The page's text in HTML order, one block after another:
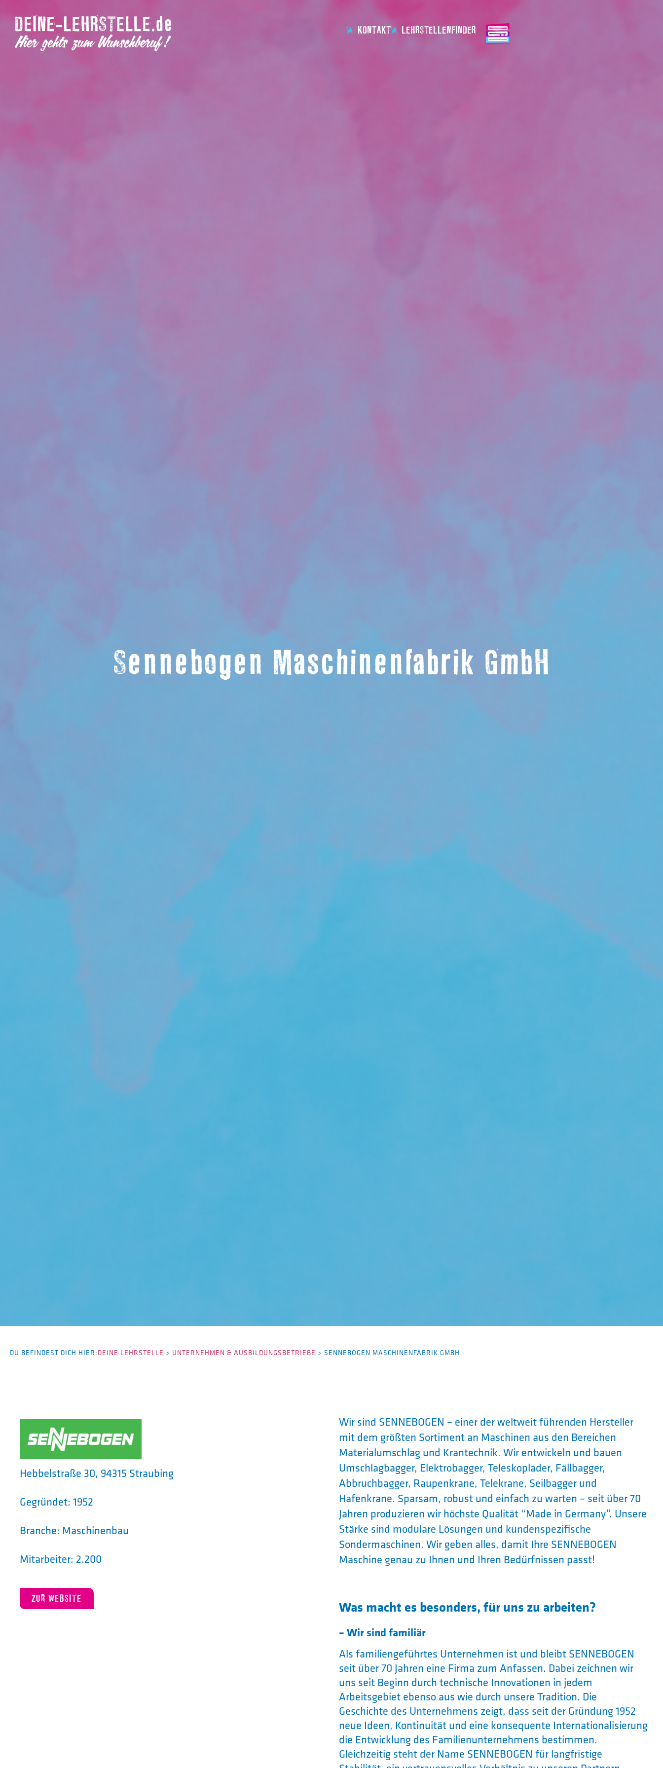
KONTAKT LEHRSTELLENFINDER
Sennebogen Maschinenfabrik GmbH
DU BEFINDEST DICH HIER:DEINE LEHRSTELLE > UNTERNEHMEN & AUSBILDUNGSBETRIEBE > SENNEBOGEN MASCHINENFABRIK GMBH
Hebbelstraße 30, 94315 Straubing
Gegründet: 1952
Branche: Maschinenbau
Mitarbeiter: 2.200
ZUR WEBSITE
Wir sind SENNEBOGEN – einer der weltweit führenden Hersteller
mit dem größten Sortiment an Maschinen aus den Bereichen
Materialumschlag und Krantechnik. Wir entwickeln und bauen
Umschlagbagger, Elektrobagger, Teleskoplader, Fällbagger,
Abbruchbagger, Raupenkrane, Telekrane, Seilbagger und
Hafenkrane. Sparsam, robust und einfach zu warten – seit über 70
Jahren produzieren wir höchste Qualität “Made in Germany”. Unsere
Stärke sind modulare Lösungen und kundenspezifische
Sondermaschinen. Wir geben alles, damit Ihre SENNEBOGEN
Maschine genau zu Ihnen und Ihren Bedürfnissen passt!
Was macht es besonders, für uns zu arbeiten?
– Wir sind familiär
Als familiengeführtes Unternehmen ist und bleibt SENNEBOGEN
seit über 70 Jahren eine Firma zum Anfassen. Dabei zeichnen wir
uns seit Beginn durch technische Innovationen in jedem
Arbeitsgebiet ebenso aus wie durch unsere Tradition. Die
Geschichte des Unternehmens zeigt, dass seit der Gründung 1952
neue Ideen, Kontinuität und eine konsequente Internationalisierung
die Entwicklung des Familienunternehmens bestimmen.
Gleichzeitig steht der Name SENNEBOGEN für langfristige